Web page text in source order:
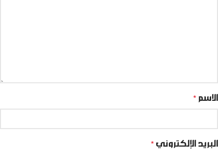
الاسم *
البريد الإلكتروني *